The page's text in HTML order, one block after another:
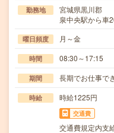
勤務地
宮城県黒川郡
泉中央駅から車
曜日頻度 月～金
時間 08:30～17:15
期間 長期でお仕事で
時給 時給1225円
交通費
交通費規定内支